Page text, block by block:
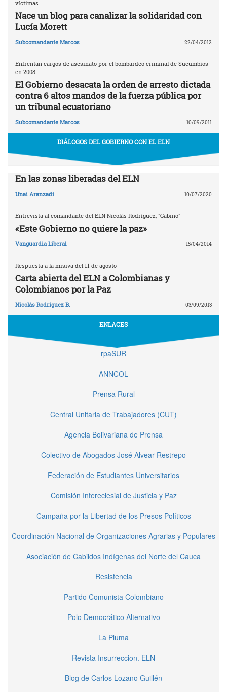
víctimas
Nace un blog para canalizar la solidaridad con
Lucía Morett
Subcomandante Marcos 22/04/2012
Enfrentan cargos de asesinato por el bombardeo criminal de Sucumbíos
en 2008
El Gobierno desacata la orden de arresto dictada
contra 6 altos mandos de la fuerza pública por
un tribunal ecuatoriano
Subcomandante Marcos 10/09/2011
DIÁLOGOS DEL GOBIERNO CON EL ELN
En las zonas liberadas del ELN
Unai Aranzadi 10/07/2020
Entrevista al comandante del ELN Nicolás Rodríguez, "Gabino"
«Este Gobierno no quiere la paz»
Vanguardia Liberal 15/04/2014
Respuesta a la misiva del 11 de agosto
Carta abierta del ELN a Colombianas y
Colombianos por la Paz
Nicolás Rodríguez B. 03/09/2013
ENLACES
rpaSUR
ANNCOL
Prensa Rural
Central Unitaria de Trabajadores (CUT)
Agencia Bolivariana de Prensa
Colectivo de Abogados José Alvear Restrepo
Federación de Estudiantes Universitarios
Comisión Intereclesial de Justicia y Paz
Campaña por la Libertad de los Presos Políticos
Coordinación Nacional de Organizaciones Agrarias y Populares
Asociación de Cabildos Indígenas del Norte del Cauca
Resistencia
Partido Comunista Colombiano
Polo Democrático Alternativo
La Pluma
Revista Insurreccion. ELN
Blog de Carlos Lozano Guillén